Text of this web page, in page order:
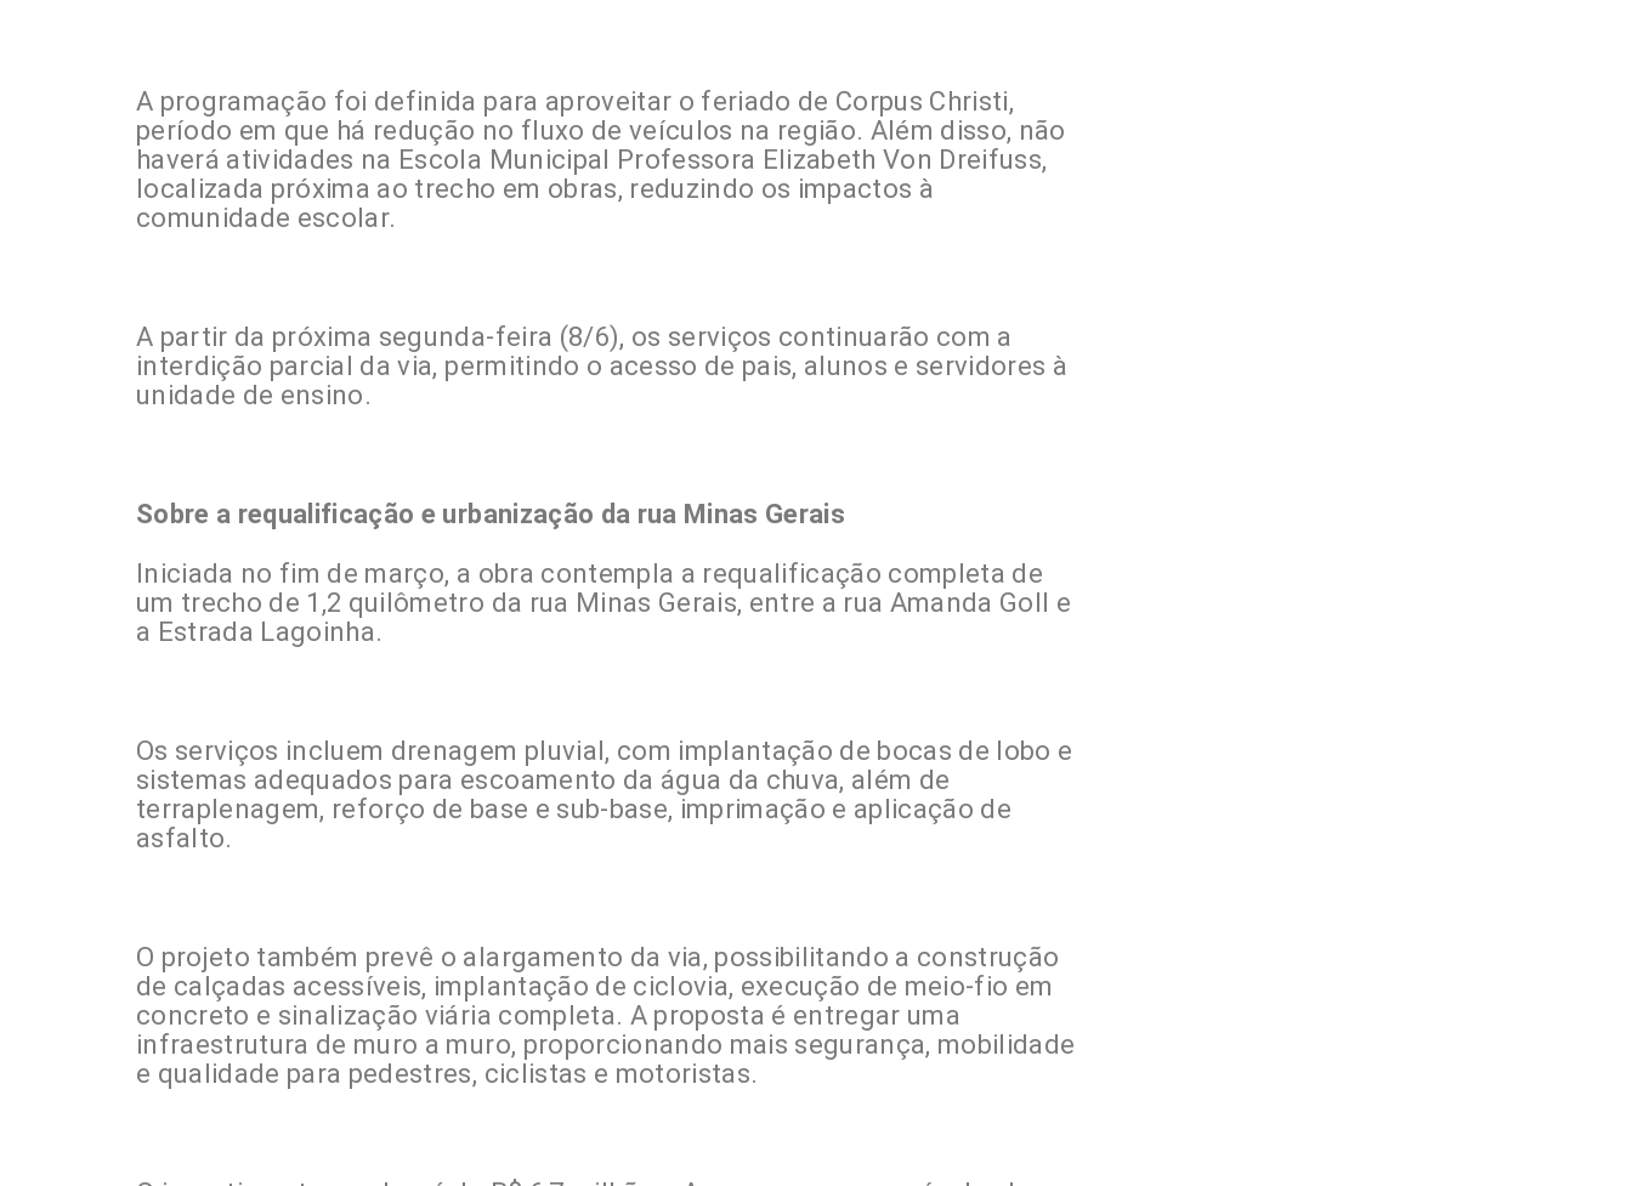
A programação foi definida para aproveitar o feriado de Corpus Christi,
período em que há redução no fluxo de veículos na região. Além disso, não
haverá atividades na Escola Municipal Professora Elizabeth Von Dreifuss,
localizada próxima ao trecho em obras, reduzindo os impactos à
comunidade escolar.
A partir da próxima segunda-feira (8/6), os serviços continuarão com a
interdição parcial da via, permitindo o acesso de pais, alunos e servidores à
unidade de ensino.
Sobre a requalificação e urbanização da rua Minas Gerais
Iniciada no fim de março, a obra contempla a requalificação completa de
um trecho de 1,2 quilômetro da rua Minas Gerais, entre a rua Amanda Goll e
a Estrada Lagoinha.
Os serviços incluem drenagem pluvial, com implantação de bocas de lobo e
sistemas adequados para escoamento da água da chuva, além de
terraplenagem, reforço de base e sub-base, imprimação e aplicação de
asfalto.
O projeto também prevê o alargamento da via, possibilitando a construção
de calçadas acessíveis, implantação de ciclovia, execução de meio-fio em
concreto e sinalização viária completa. A proposta é entregar uma
infraestrutura de muro a muro, proporcionando mais segurança, mobilidade
e qualidade para pedestres, ciclistas e motoristas.